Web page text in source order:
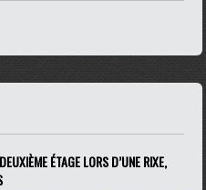
ÉTAGE LORS D’UNE RIXE,